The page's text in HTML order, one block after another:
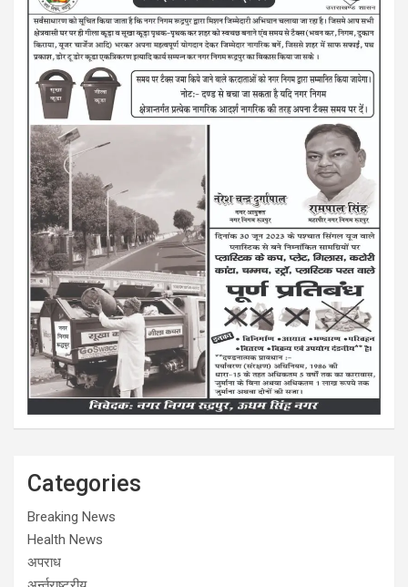
Categories
Breaking News
Health News
अपराध